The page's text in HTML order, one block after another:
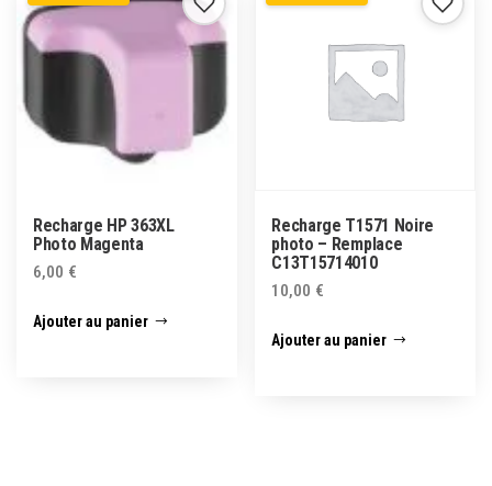
Recharge HP 363XL
Photo Magenta
6,00 €
Ajouter au panier
Recharge T1571 Noire
photo – Remplace
C13T15714010
10,00 €
Ajouter au panier